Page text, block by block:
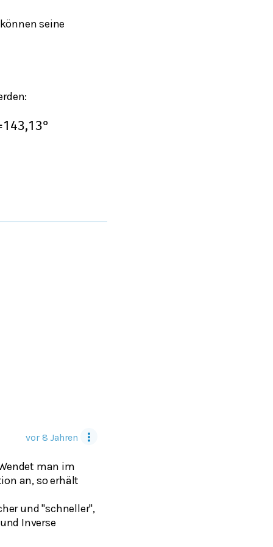
seine
143,13°
vor 8 Jahren
man im
an, so erhält
und "schneller",
Inverse